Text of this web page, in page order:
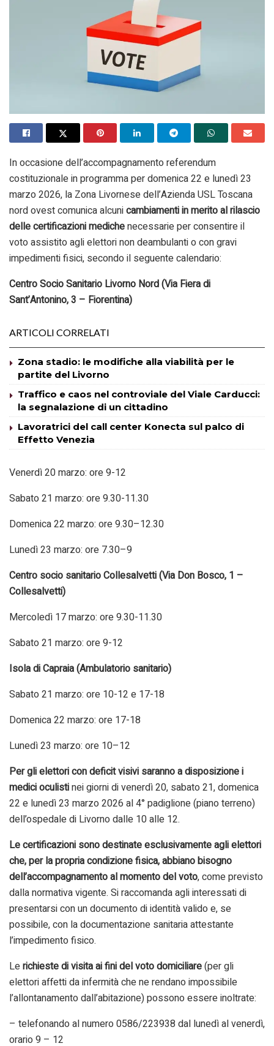
In occasione dell’accompagnamento referendum
costituzionale in programma per domenica 22 e lunedì 23
marzo 2026, la Zona Livornese dell’Azienda USL Toscana
nord ovest comunica alcunicambiamenti in merito al rilascio
delle certificazioni medichenecessarie per consentire il
voto assistito agli elettori non deambulanti o con gravi
impedimenti fisici, secondo il seguente calendario:
Centro Socio Sanitario Livorno Nord (Via Fiera di
Sant’Antonino, 3 – Fiorentina)
ARTICOLI CORRELATI
Zona stadio: le modifiche alla viabilità per le
partite del Livorno
Traffico e caos nel controviale del Viale Carducci:
la segnalazione di un cittadino
Lavoratrici del call center Konecta sul palco di
Effetto Venezia
Venerdì 20 marzo: ore 9-12
Sabato 21 marzo: ore 9.30-11.30
Domenica 22 marzo: ore 9.30–12.30
Lunedì 23 marzo: ore 7.30–9
Centro socio sanitario Collesalvetti (Via Don Bosco, 1 –
Collesalvetti)
Mercoledì 17 marzo: ore 9.30-11.30
Sabato 21 marzo: ore 9-12
Isola di Capraia (Ambulatorio sanitario)
Sabato 21 marzo: ore 10-12 e 17-18
Domenica 22 marzo: ore 17-18
Lunedì 23 marzo: ore 10–12
Per gli elettori con deficit visivi saranno a disposizione i
medici oculistinei giorni di venerdì 20, sabato 21, domenica
22 e lunedì 23 marzo 2026 al 4° padiglione (piano terreno)
dell’ospedale di Livorno dalle 10 alle 12.
Le certificazioni sono destinate esclusivamente agli elettori
che, per la propria condizione fisica, abbiano bisogno
dell’accompagnamento al momento del voto, come previsto
dalla normativa vigente. Si raccomanda agli interessati di
presentarsi con un documento di identità valido e, se
possibile, con la documentazione sanitaria attestante
l’impedimento fisico.
Lerichieste di visita ai fini del voto domiciliare(per gli
elettori affetti da infermità che ne rendano impossibile
l’allontanamento dall’abitazione) possono essere inoltrate:
– telefonando al numero 0586/223938 dal lunedì al venerdì,
orario 9 – 12